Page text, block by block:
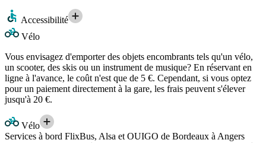
Accessibilité
Vélo
Vous envisagez d'emporter des objets encombrants tels qu'un vélo,
un scooter, des skis ou un instrument de musique? En réservant en
ligne à l'avance, le coût n'est que de 5 €. Cependant, si vous optez
pour un paiement directement à la gare, les frais peuvent s'élever
jusqu'à 20 €.
Vélo
Services à bord FlixBus, Alsa et OUIGO de Bordeaux à Angers